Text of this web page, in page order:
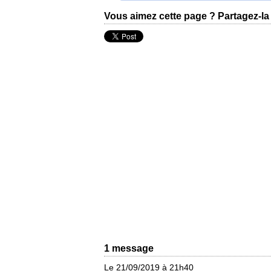
Vous aimez cette page ? Partagez-la
1 message
Le 21/09/2019 à 21h40